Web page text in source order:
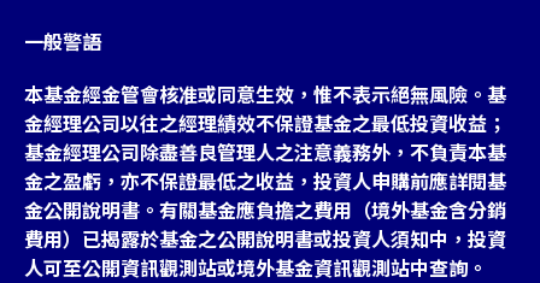
一般警語
本基金經金管會核准或同意生效，惟不表示絕無風險。基
金經理公司以往之經理績效不保證基金之最低投資收益；
基金經理公司除盡善良管理人之注意義務外，不負責本基
金之盈虧，亦不保證最低之收益，投資人申購前應詳閱基
金公開說明書。有關基金應負擔之費用（境外基金含分銷
費用）已揭露於基金之公開說明書或投資人須知中，投資
人可至公開資訊觀測站或境外基金資訊觀測站中查詢。